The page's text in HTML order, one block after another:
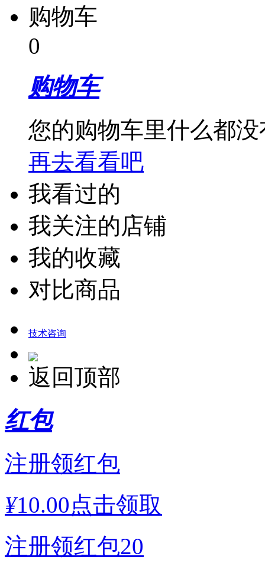
购物车
0
购物车
您的购物车里什么都没
再去看看吧
我看过的
我关注的店铺
我的收藏
对比商品
技术咨询
返回顶部
红包
注册领红包
¥10.00点击领取
注册领红包20